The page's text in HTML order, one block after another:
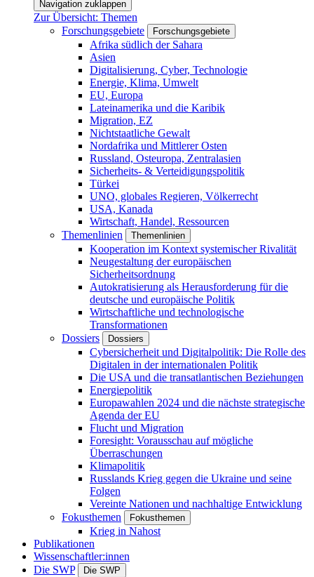
Navigation zuklappen
Zur Übersicht: Themen
Forschungsgebiete
Forschungsgebiete
Afrika südlich der Sahara
Asien
Digitalisierung, Cyber, Technologie
Energie, Klima, Umwelt
EU, Europa
Lateinamerika und die Karibik
Migration, EZ
Nichtstaatliche Gewalt
Nordafrika und Mittlerer Osten
Russland, Osteuropa, Zentralasien
Sicherheits- & Verteidigungspolitik
Türkei
UNO, globales Regieren, Völkerrecht
USA, Kanada
Wirtschaft, Handel, Ressourcen
Themenlinien
Themenlinien
Kooperation im Kontext systemischer Rivalität
Neugestaltung der europäischen
Sicherheitsordnung
Autokratisierung als Herausforderung für die
deutsche und europäische Politik
Wirtschaftliche und technologische
Transformationen
Dossiers
Dossiers
Cybersicherheit und Digitalpolitik: Die Rolle des
Digitalen in der internationalen Politik
Die USA und die transatlantischen Beziehungen
Energiepolitik
Europawahlen 2024 und die nächste strategische
Agenda der EU
Flucht und Migration
Foresight: Vorausschau auf mögliche
Überraschungen
Klimapolitik
Russlands Krieg gegen die Ukraine und seine
Folgen
Vereinte Nationen und nachhaltige Entwicklung
Fokusthemen
Fokusthemen
Krieg in Nahost
Publikationen
Wissenschaftler:innen
Die SWP
Die SWP